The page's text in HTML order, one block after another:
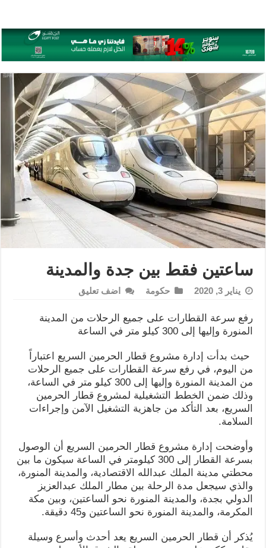
ساعتين فقط بين جدة والمدينة
يناير 3, 2020 حكومة اضف تعليق
رفع سرعة القطارات على جميع الرحلات من المدينة
المنورة وإليها إلى 300 كيلو متر في الساعة
حيث بدأت إدارة مشروع قطار الحرمين السريع اعتباراً
من اليوم، في رفع سرعة القطارات على جميع الرحلات
من المدينة المنورة وإليها إلى 300 كيلو متر في الساعة،
وذلك ضمن الخطط التشغيلية لمشروع قطار الحرمين
السريع، بعد التأكد من جاهزية التشغيل الآمن وإجراءات
السلامة.
وأوضحت إدارة مشروع قطار الحرمين السريع أن الوصول
بسرعة القطار إلى 300 كيلومتر في الساعة سيكون ما بين
محطتي مدينة الملك عبدالله الاقتصادية، والمدينة المنورة،
والذي سيجعل مدة الرحلة بين مطار الملك عبدالعزيز
الدولي بجدة، والمدينة المنورة نحو الساعتين، وبين مكة
المكرمة، والمدينة المنورة نحو الساعتين و45 دقيقة.
يُذكر أن قطار الحرمين السريع يعد أحدث وأسرع وسيلة